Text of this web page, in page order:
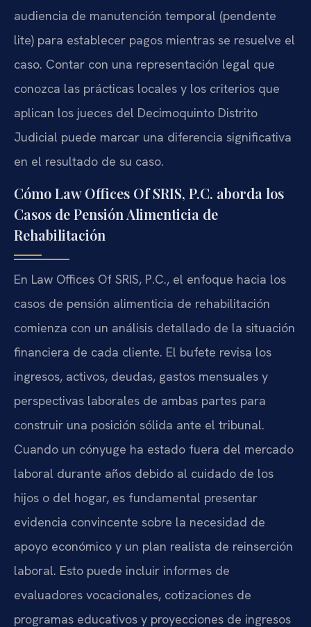
audiencia de manutención temporal (pendente
lite) para establecer pagos mientras se resuelve el
caso. Contar con una representación legal que
conozca las prácticas locales y los criterios que
aplican los jueces del Decimoquinto Distrito
Judicial puede marcar una diferencia significativa
en el resultado de su caso.
Cómo Law Offices Of SRIS, P.C. aborda los
Casos de Pensión Alimenticia de
Rehabilitación
En Law Offices Of SRIS, P.C., el enfoque hacia los
casos de pensión alimenticia de rehabilitación
comienza con un análisis detallado de la situación
financiera de cada cliente. El bufete revisa los
ingresos, activos, deudas, gastos mensuales y
perspectivas laborales de ambas partes para
construir una posición sólida ante el tribunal.
Cuando un cónyuge ha estado fuera del mercado
laboral durante años debido al cuidado de los
hijos o del hogar, es fundamental presentar
evidencia convincente sobre la necesidad de
apoyo económico y un plan realista de reinserción
laboral. Esto puede incluir informes de
evaluadores vocacionales, cotizaciones de
programas educativos y proyecciones de ingresos